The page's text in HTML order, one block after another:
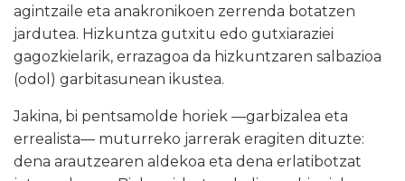
agintzaile eta anakronikoen zerrenda botatzen
jardutea. Hizkuntza gutxitu edo gutxiaraziei
gagozkielarik, errazagoa da hizkuntzaren salbazioa
(odol) garbitasunean ikustea.
Jakina, bi pentsamolde horiek —garbizalea eta
errealista— muturreko jarrerak eragiten dituzte:
dena arautzearen aldekoa eta dena erlatibotzat